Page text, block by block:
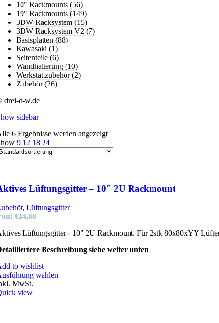
10" Rackmounts (56)
19" Rackmounts (149)
3DW Racksystem (15)
3DW Racksystem V2 (7)
Basisplatten (88)
Kawasaki (1)
Seitenteile (6)
Wandhalterung (10)
Werkstattzubehör(2)
Zubehör(26)
drei-d-w.de
sidebar
6 Ergebnisse werden angezeigt
9 12 18 24
Lüftungsgitter – 10″ 2U Rackmount
, Lüftungsgitter
€14,88
Lüftungsgitter - 10" 2U Rackmount. Für 2stk 80x80xYY
Beschreibung siehe weiter unten
to wishlist
wählen
MwSt.
view